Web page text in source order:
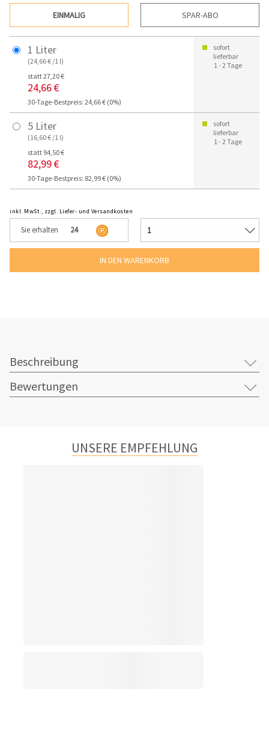
EINMALIG SPAR-ABO
1 Liter
(24,66 € /1 l)
statt 27,20 €
24,66 €
30-Tage-Bestpreis: 24,66 € (0%)
sofort
lieferbar
1 - 2 Tage
5 Liter
(16,60 € /1 l)
statt 94,50 €
82,99 €
30-Tage-Bestpreis: 82,99 € (0%)
sofort
lieferbar
1 - 2 Tage
inkl. MwSt., zzgl. Liefer- und Versandkosten
Sie erhalten 24
Beschreibung
Bewertungen
UNSERE EMPFEHLUNG